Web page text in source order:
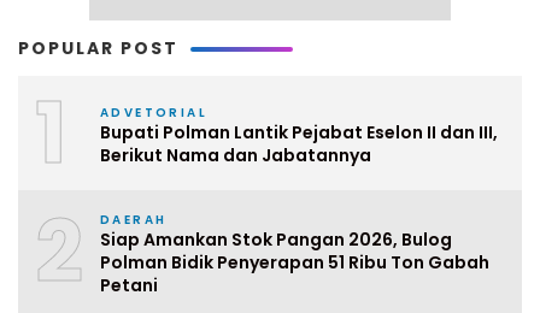
POPULAR POST
1 ADVETORIAL
Bupati Polman Lantik Pejabat Eselon II dan III,
Berikut Nama dan Jabatannya
2 DAERAH
Siap Amankan Stok Pangan 2026, Bulog
Polman Bidik Penyerapan 51 Ribu Ton Gabah
Petani